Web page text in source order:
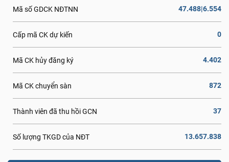
Mã số GDCK NĐTNN 47.488|6.554
Cấp mã CK dự kiến 0
Mã CK hủy đăng ký 4.402
Mã CK chuyển sàn 872
Thành viên đã thu hồi GCN 37
Số lượng TKGD của NĐT 13.657.838